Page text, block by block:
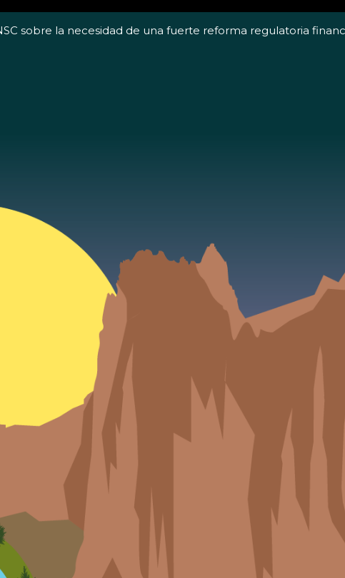
sobre la necesidad de una fuerte reforma regulatoria